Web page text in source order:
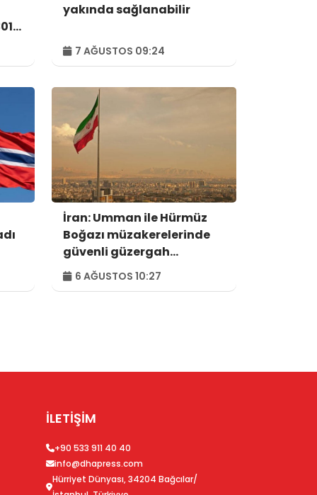
yakında sağlanabilir
7 AĞUSTOS 09:24
İran: Umman ile Hürmüz
Boğazı müzakerelerinde
güvenli güzergah
konusunda anlaşmaya
vardık
6 AĞUSTOS 10:27
İLETİŞİM
+90 533 911 40 40
info@dhapress.com
Hürriyet Dünyası, 34204 Bağcılar/